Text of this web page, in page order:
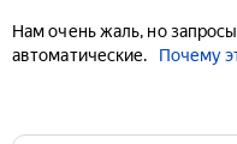
Нам очень жаль, но
автоматические.
Почему